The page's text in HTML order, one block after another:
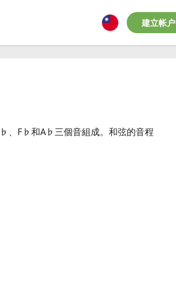
建立帐户
♭ 、F♭ 和A♭ 三個音組成。和弦的音程